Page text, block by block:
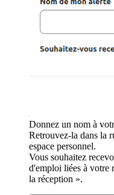
Donnez un nom à
Retrouvez-la dans la
espace personnel.
Vous souhaitez
d'emploi liées à votre
la réception ».